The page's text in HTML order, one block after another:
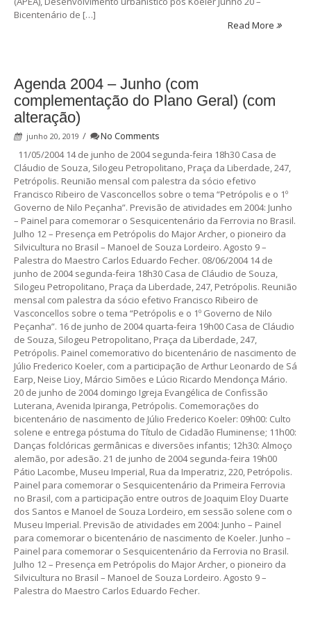
Bicentenário de […]
Read More
Agenda 2004 – Junho (com
complementação do Plano Geral) (com
alteração)
junho 20, 2019 /
No Comments
11/05/2004 14 de junho de 2004 segunda-feira 18h30 Casa de
Cláudio de Souza, Silogeu Petropolitano, Praça da Liberdade, 247,
Petrópolis. Reunião mensal com palestra da sócio efetivo
Francisco Ribeiro de Vasconcellos sobre o tema “Petrópolis e o 1º
Governo de Nilo Peçanha”. Previsão de atividades em 2004: Junho
– Painel para comemorar o Sesquicentenário da Ferrovia no Brasil.
Julho 12 – Presença em Petrópolis do Major Archer, o pioneiro da
Silvicultura no Brasil – Manoel de Souza Lordeiro. Agosto 9 –
Palestra do Maestro Carlos Eduardo Fecher. 08/06/2004 14 de
junho de 2004 segunda-feira 18h30 Casa de Cláudio de Souza,
Silogeu Petropolitano, Praça da Liberdade, 247, Petrópolis. Reunião
mensal com palestra da sócio efetivo Francisco Ribeiro de
Vasconcellos sobre o tema “Petrópolis e o 1º Governo de Nilo
Peçanha”. 16 de junho de 2004 quarta-feira 19h00 Casa de Cláudio
de Souza, Silogeu Petropolitano, Praça da Liberdade, 247,
Petrópolis. Painel comemorativo do bicentenário de nascimento de
Júlio Frederico Koeler, com a participação de Arthur Leonardo de Sá
Earp, Neise Lioy, Márcio Simões e Lúcio Ricardo Mendonça Mário.
20 de junho de 2004 domingo Igreja Evangélica de Confissão
Luterana, Avenida Ipiranga, Petrópolis. Comemorações do
bicentenário de nascimento de Júlio Frederico Koeler: 09h00: Culto
solene e entrega póstuma do Título de Cidadão Fluminense; 11h00:
Danças folclóricas germânicas e diversões infantis; 12h30: Almoço
alemão, por adesão. 21 de junho de 2004 segunda-feira 19h00
Pátio Lacombe, Museu Imperial, Rua da Imperatriz, 220, Petrópolis.
Painel para comemorar o Sesquicentenário da Primeira Ferrovia
no Brasil, com a participação entre outros de Joaquim Eloy Duarte
dos Santos e Manoel de Souza Lordeiro, em sessão solene com o
Museu Imperial. Previsão de atividades em 2004: Junho – Painel
para comemorar o bicentenário de nascimento de Koeler. Junho –
Painel para comemorar o Sesquicentenário da Ferrovia no Brasil.
Julho 12 – Presença em Petrópolis do Major Archer, o pioneiro da
Silvicultura no Brasil – Manoel de Souza Lordeiro. Agosto 9 –
Palestra do Maestro Carlos Eduardo Fecher.